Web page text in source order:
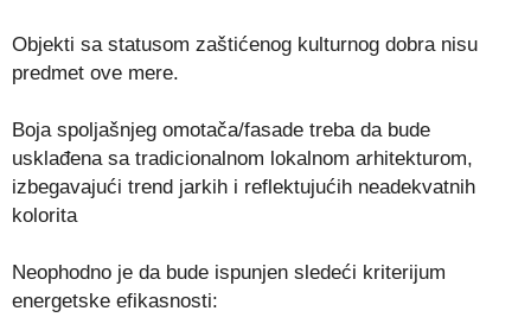
Objekti sa statusom zaštićenog kulturnog dobra nisu
predmet ove mere.
Boja spoljašnjeg omotača/fasade treba da bude
usklađena sa tradicionalnom lokalnom arhitekturom,
izbegavajući trend jarkih i reflektujućih neadekvatnih
kolorita
Neophodno je da bude ispunjen sledeći kriterijum
energetske efikasnosti: